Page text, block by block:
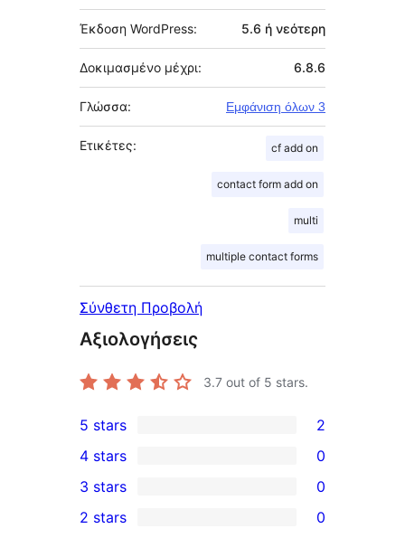
Έκδοση WordPress: 5.6 ή νεότερη
Δοκιμασμένο μέχρι: 6.8.6
Γλώσσα: Εμφάνιση όλων 3
Ετικέτες: cf add on
contact form add on
multi
multiple contact forms
Σύνθετη Προβολή
Αξιολογήσεις
3.7 out of 5 stars.
2
5-
star
reviews
5 stars 2
4-
star
4 stars 0
0
3-
3 stars 0
2 stars 0